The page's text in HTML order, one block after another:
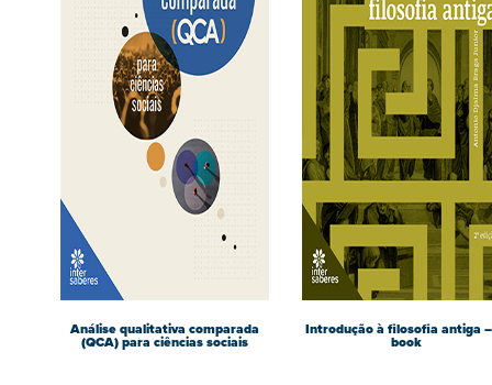
Análise qualitativa comparada
(QCA) para ciências sociais
Introdução à filosofia antiga
book